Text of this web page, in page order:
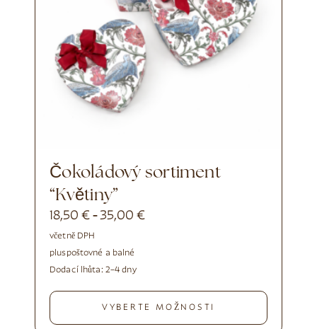
Čokoládový sortiment
“Květiny”
18,50€ -35,00€
včetně DPH
pluspoštovné a balné
Dodací lhůta: 2–4 dny
VYBERTE MOŽNOSTI